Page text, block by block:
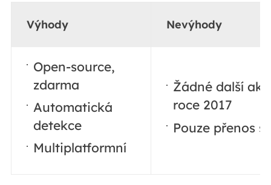
Výhody Nevýhody
Open-source,
zdarma
Automatická
detekce
Multiplatformní
Žádné další
roce 2017
Pouze přenos